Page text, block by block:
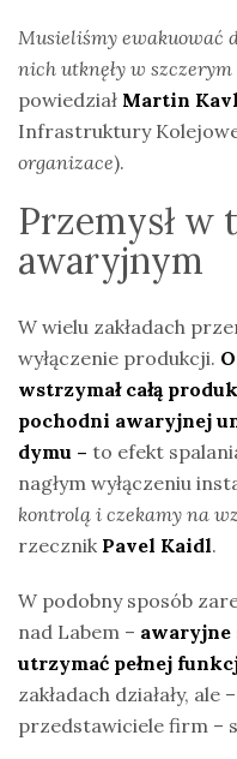
Musieliśmy ewakuować
nich utknęły w
powiedział Martin
Infrastruktury
organizace).
Przemysł w
awaryjnym
W wielu zakładach
wyłączenie produkcji.
wstrzymał całą
pochodni awaryjnej
dymu – to efekt
nagłym wyłączeniu
kontrolą i czekamy na
rzecznik Pavel Kaidl.
W podobny sposób
nad Labem – awaryjne
utrzymać pełnej
zakładach działały, ale
przedstawiciele firm –